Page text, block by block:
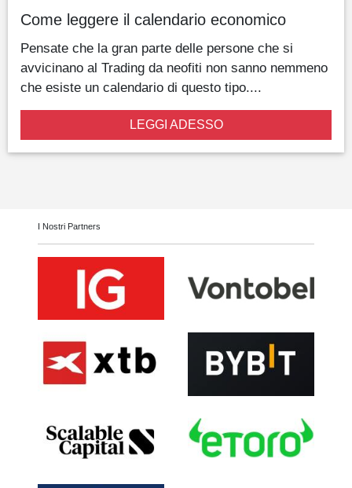
Come leggere il calendario economico
Pensate che la gran parte delle persone che si
avvicinano al Trading da neofiti non sanno nemmeno
che esiste un calendario di questo tipo....
LEGGI ADESSO
I Nostri Partners